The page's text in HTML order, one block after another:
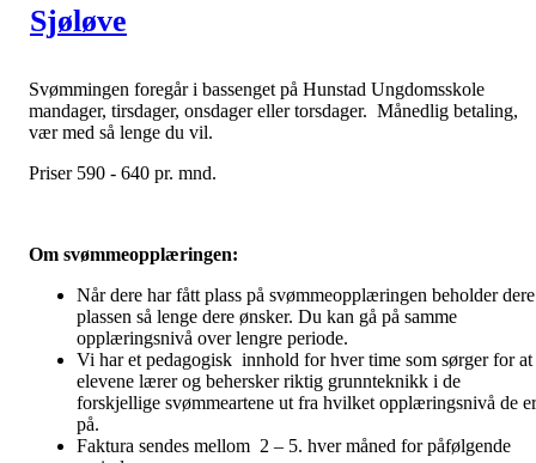
Sjøløve
Svømmingen foregår i bassenget på Hunstad Ungdomsskole
mandager, tirsdager, onsdager eller torsdager. Månedlig betaling,
vær med så lenge du vil.
Priser 590 - 640 pr. mnd.
Om svømmeopplæringen:
Når dere har fått plass på svømmeopplæringen beholder dere
plassen så lenge dere ønsker. Du kan gå på samme
opplæringsnivå over lengre periode.
Vi har et pedagogisk innhold for hver time som sørger for at
elevene lærer og behersker riktig grunnteknikk i de
forskjellige svømmeartene ut fra hvilket opplæringsnivå de er
på.
Faktura sendes mellom 2 – 5. hver måned for påfølgende